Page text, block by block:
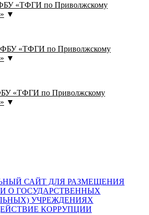
«ТФГИ по Приволжскому
▼
ФБУ «ТФГИ по Приволжскому
▼
«ТФГИ по Приволжскому
▼
САЙТ ДЛЯ РАЗМЕЩЕНИЯ
О ГОСУДАРСТВЕННЫХ
УЧРЕЖДЕНИЯХ
КОРРУПЦИИ